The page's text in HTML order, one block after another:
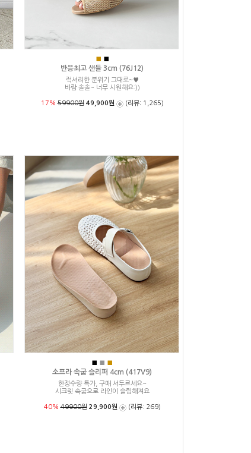
■ ■
반응최고 샌들 3cm (76J12)
럭셔리한 분위기 그대로~♥
바람 솔솔~ 너무 시원해요:))
17%59900원 49,900원 (리뷰: 1,265)
■ ■ ■
소프라 속굽 슬리퍼 4cm (417V9)
한정수량 특가, 구매 서두르세요~
시크릿 속굽으로 라인이 슬림해져요
40%49900원 29,900원 (리뷰: 269)